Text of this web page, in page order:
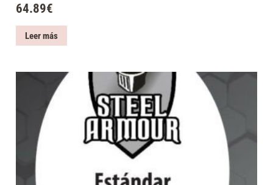
64.89€
Leer más